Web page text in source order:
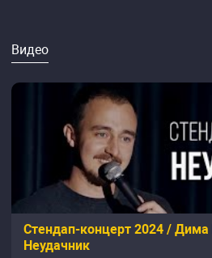
Видео
Стендап-концерт 2024 /
Неудачник